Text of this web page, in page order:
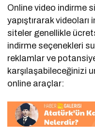
Online video indirme
yapıştırarak
siteler genellikle
indirme seçenekleri
reklamlar ve
karşılaşabileceğinizi
online araçlar: